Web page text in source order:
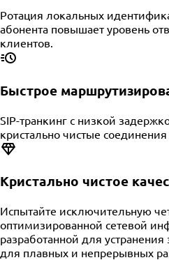
Ротация локальных
абонента повышает уровень
клиентов.
Быстрое
SIP-транкинг с низкой
кристально чистые
Кристально чистое
Испытайте исключительную
оптимизированной сетевой
разработанной для
для плавных и непрерывных